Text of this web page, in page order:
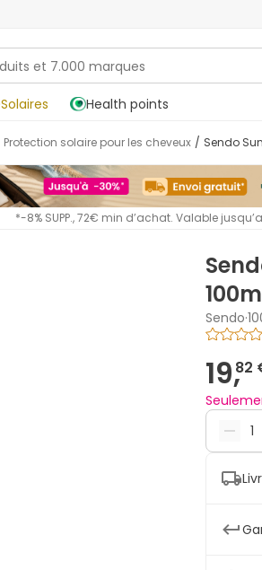
Solaires Health points
Protection solaire pour les cheveux / Sendo
*-8% SUPP., 72€ min d’achat. Valable
Sendo·
19,82